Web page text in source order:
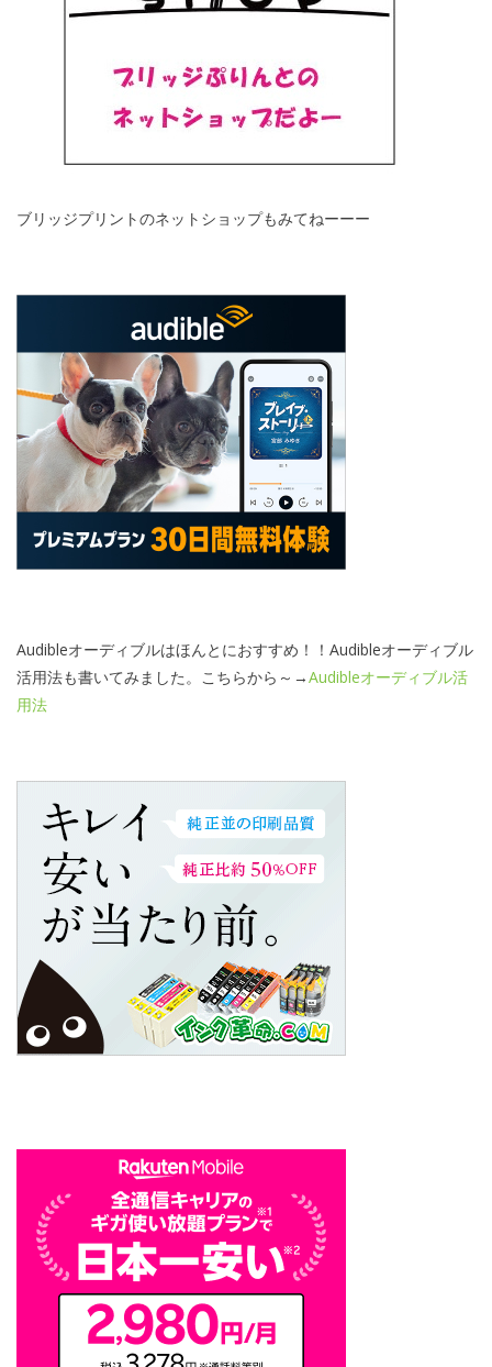
ブリッジプリントのネットショップもみてねーーー
Audibleオーディブルはほんとにおすすめ！！Audibleオーディブル
活用法も書いてみました。こちらから～→Audibleオーディブル活
用法